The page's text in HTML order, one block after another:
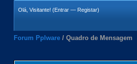
Olá, Visitante! (Entrar — Registar)
Forum Pplware / Quadro de Mensagem